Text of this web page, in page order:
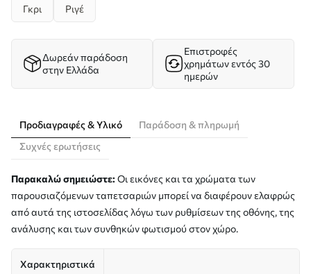
Γκρι Ριγέ
Δωρεάν παράδοση
στην Ελλάδα
Επιστροφές
χρημάτων εντός 30
ημερών
Προδιαγραφές & Υλικό
Παράδοση & πληρωμή
Συχνές ερωτήσεις
Παρακαλώ σημειώστε: Οι εικόνες και τα χρώματα των
παρουσιαζόμενων ταπετσαριών μπορεί να διαφέρουν ελαφρώς
από αυτά της ιστοσελίδας λόγω των ρυθμίσεων της οθόνης, της
ανάλυσης και των συνθηκών φωτισμού στον χώρο.
Χαρακτηριστικά